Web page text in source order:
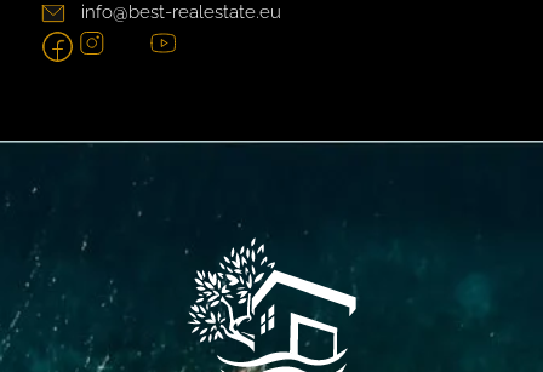
info@best-realestate.eu